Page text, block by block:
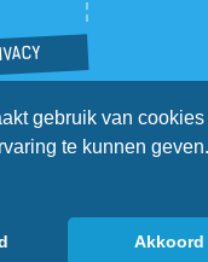
gebruik van cookies
te kunnen geven.
Akkoord